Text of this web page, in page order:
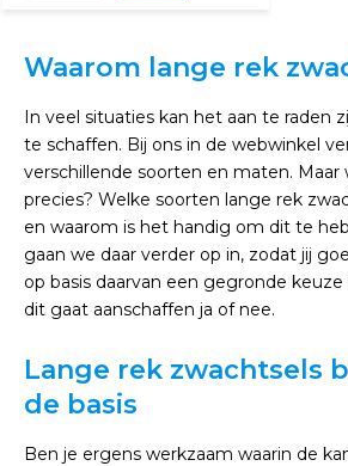
Waarom lange rek
In veel situaties kan het aan te raden
te schaffen. Bij ons in de webwinkel
verschillende soorten en maten. Maar
precies? Welke soorten lange rek
en waarom is het handig om dit te
gaan we daar verder op in, zodat jij
op basis daarvan een gegronde
dit gaat aanschaffen ja of nee.
Lange rek zwachtsels
de basis
Ben je ergens werkzaam waarin de